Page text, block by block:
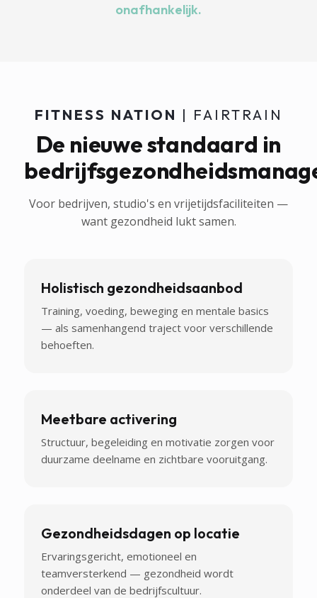
onafhankelijk.
FITNESS NATION | FAIRTRAIN
De nieuwe standaard in
Voor bedrijven, studio's en vrijetijdsfaciliteiten —
want gezondheid lukt samen.
Holistisch gezondheidsaanbod
Training, voeding, beweging en mentale basics
— als samenhangend traject voor verschillende
behoeften.
Meetbare activering
Structuur, begeleiding en motivatie zorgen voor
duurzame deelname en zichtbare vooruitgang.
Gezondheidsdagen op locatie
Ervaringsgericht, emotioneel en
teamversterkend — gezondheid wordt
onderdeel van de bedrijfscultuur.